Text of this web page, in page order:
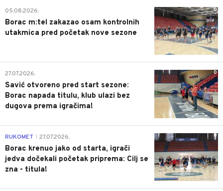
0
05.08.2026.
Borac m:tel zakazao osam kontrolnih
utakmica pred početak nove sezone
0
27.07.2026.
Savić otvoreno pred start sezone:
Borac napada titulu, klub ulazi bez
dugova prema igračima!
0
RUKOMET 27.07.2026.
Borac krenuo jako od starta, igrači
jedva dočekali početak priprema: Cilj se
zna - titula!